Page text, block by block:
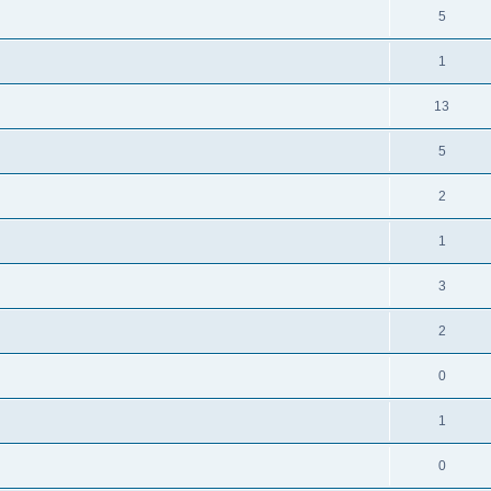
5
1
13
5
2
1
3
2
0
1
0